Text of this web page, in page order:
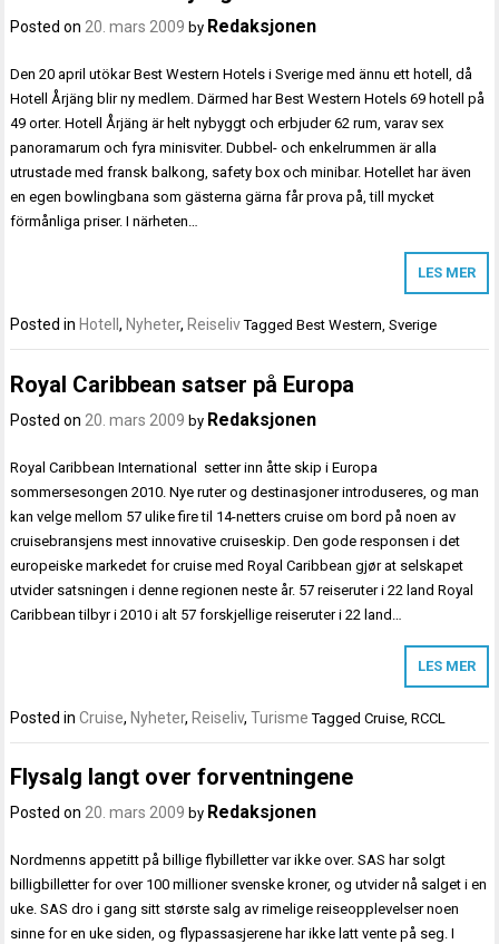
Posted on20. mars 2009 by Redaksjonen
Den 20 april utökar Best Western Hotels i Sverige med ännu ett hotell, då
Hotell Årjäng blir ny medlem. Därmed har Best Western Hotels 69 hotell på
49 orter. Hotell Årjäng är helt nybyggt och erbjuder 62 rum, varav sex
panoramarum och fyra minisviter. Dubbel- och enkelrummen är alla
utrustade med fransk balkong, safety box och minibar. Hotellet har även
en egen bowlingbana som gästerna gärna får prova på, till mycket
förmånliga priser. I närheten…
LES MER
Posted in Hotell, Nyheter, Reiseliv TaggedBest Western,Sverige
Royal Caribbean satser på Europa
Posted on 20. mars 2009 by Redaksjonen
Royal Caribbean International setter inn åtte skip i Europa
sommersesongen 2010. Nye ruter og destinasjoner introduseres, og man
kan velge mellom 57 ulike fire til 14-netters cruise om bord på noen av
cruisebransjens mest innovative cruiseskip. Den gode responsen i det
europeiske markedet for cruise med Royal Caribbean gjør at selskapet
utvider satsningen i denne regionen neste år. 57 reiseruter i 22 land Royal
Caribbean tilbyr i 2010 i alt 57 forskjellige reiseruter i 22 land…
LES MER
Posted inCruise, Nyheter, Reiseliv,Turisme TaggedCruise ,RCCL
Flysalg langt over forventningene
Posted on20. mars 2009 by Redaksjonen
Nordmenns appetitt på billige flybilletter var ikke over. SAS har solgt
billigbilletter for over 100 millioner svenske kroner, og utvider nå salget i en
uke. SAS dro i gang sitt største salg av rimelige reiseopplevelser noen
sinne for en uke siden, og flypassasjerene har ikke latt vente på seg. I